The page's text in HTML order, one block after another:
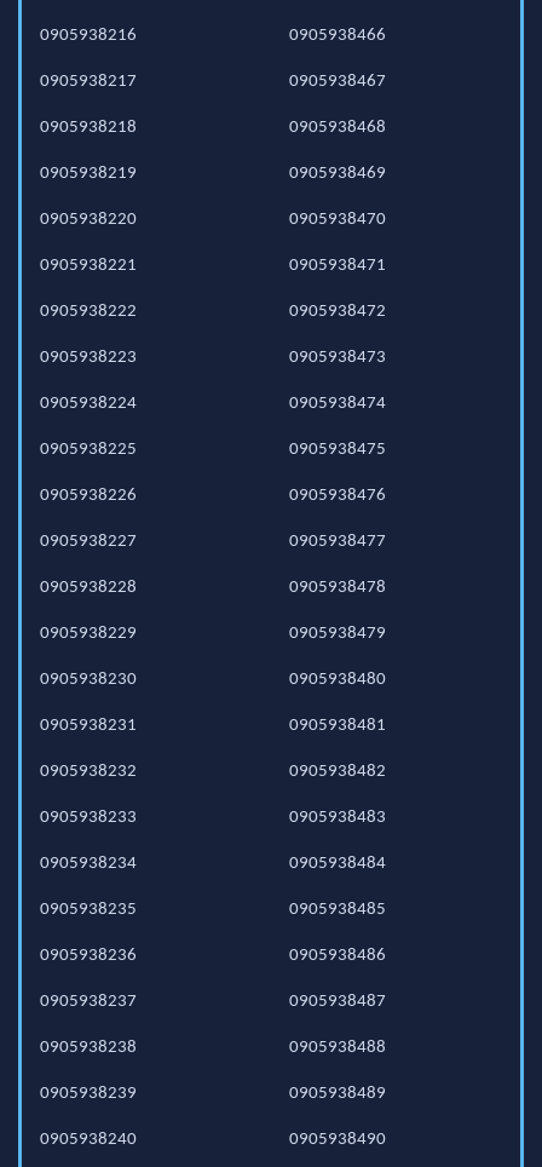
0905938216
0905938217
0905938218
0905938219
0905938220
0905938221
0905938222
0905938223
0905938224
0905938225
0905938226
0905938227
0905938228
0905938229
0905938230
0905938231
0905938232
0905938233
0905938234
0905938235
0905938236
0905938237
0905938238
0905938239
0905938240
0905938466
0905938467
0905938468
0905938469
0905938470
0905938471
0905938472
0905938473
0905938474
0905938475
0905938476
0905938477
0905938478
0905938479
0905938480
0905938481
0905938482
0905938483
0905938484
0905938485
0905938486
0905938487
0905938488
0905938489
0905938490